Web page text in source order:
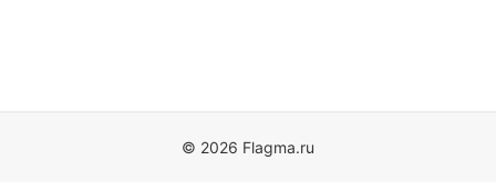
© 2026 Flagma.ru